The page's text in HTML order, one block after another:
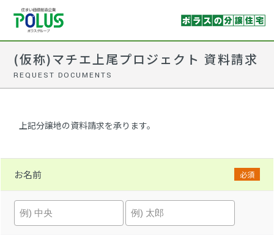
(仮称)マチエ上尾プロジェクト 資料請求
REQUEST DOCUMENTS
上記分譲地の資料請求を承ります。
お名前 必須